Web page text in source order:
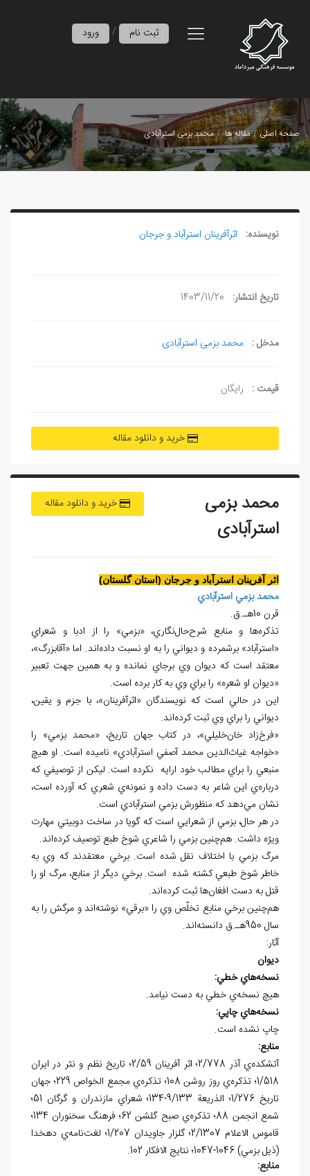
ورود / ثبت نام
صفحه اصلی مقاله ها محمد بزمی استرآبادی
نویسنده: اثرآفرينان استرآباد و جرجان
تاریخ انتشار: 1403/11/20
مدخل : محمد بزمی استرآبادی
قیمت : رایگان
خرید و دانلود مقاله
خرید و دانلود مقاله
محمد بزمی
استرآبادی
اثر آفرينان استرآباد و جرجان (استان گلستان)
محمد بزمي استرآبادي
قرن 10هـ.ق.
تذکره‌ها و منابع شرح‌حال‌نگاري، «بزمي» را از ادبا و شعراي
«استرآباد» برشمرده و ديواني را به او نسبت داده‌اند. اما «آقابزرگ»،
معتقد است که ديوان وي برجاي نمانده و به همين جهت تعبير
«ديوان او شعره» را براي وي به کار برده است.
اين در حالي است که نويسندگان «اثرآفرينان»، با جزم و يقين،
ديواني را براي وي ثبت کرده‌اند.
«فرخ‌زاد خان‌خليلي»، در کتاب جهان تاريخ، «محمد بزمي» را
«خواجه غياث‌الدين محمد آصفي استرآبادي» ناميده است. او هيچ
منبعي را براي مطالب خود ارايه نکرده است. ليکن از توصيفي که
درباره‌ي اين شاعر به دست داده و نمونه‌ي شعري که آورده است،
نشان مي‌دهد که منظورش بزمي استرآبادي است.
در هر حال، بزمي از شعرايي است که گويا در ساخت دوبيتي مهارت
ويژه داشت. هم‌چنين بزمي را شاعري شوخ طبع توصيف کرده‌اند.
مرگ بزمي با اختلاف نقل شده است. برخي معتقدند که وي به
خاطر شوخ طبعي کشته شده است. برخي ديگر از منابع، مرگ او را
قتل به دست افغان‌ها ثبت کرده‌اند.
هم‌چنين برخي منابع تخلّص وي را «برقي» نوشته‌اند و مرگش را به
سال 950هـ.ق دانسته‌اند.
آثار:
ديوان
نسخههاي خطي:
هيچ نسخهي خطي به دست نيامد.
نسخههاي چاپي:
چاپ نشده است.
منابع:
آتشکده‌ي آذر 2/778؛ اثر آفرينان 2/59؛ تاريخ نظم و نثر در ايران
1/518؛ تذکره‌ي روز روشن 108؛ تذکره‌ي مجمع الخواص 229؛ جهان
تاريخ 1/276؛ الذريعة 9/133-134؛ شعراي مازندران و گرگان 51؛
شمع انجمن 88؛ تذکره‌ي صبح گلشن 62؛ فرهنگ سخنوران 134؛
قاموس الاعلام 2/1307؛ گلزار جاويدان 1/207؛ لغت‌نامه‌ي دهخدا
(ذيل بزمي) 1046-1047؛ نتايج الافکار 102.
منابع: